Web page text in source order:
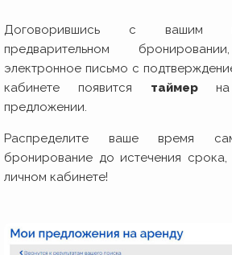
Договорившись с вашим
предварительном
электронное письмо с
кабинете появится таймерна
предложении.
Распределите ваше время
бронирование до истечения срока,
личном кабинете!